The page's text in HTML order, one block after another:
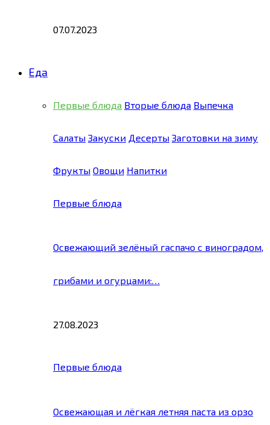
07.07.2023
Еда
Первые блюда Вторые блюда Выпечка
Салаты Закуски Десерты Заготовки на зиму
Фрукты Овощи Напитки
Первые блюда
Освежающий зелёный гаспачо с виноградом,
грибами и огурцами:…
27.08.2023
Первые блюда
Освежающая и лёгкая летняя паста из орзо